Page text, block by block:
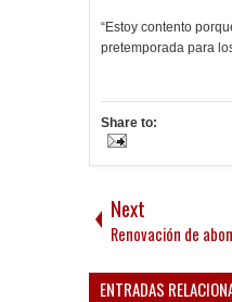
“Estoy contento
pretemporada para
Share to:
Next
Renovación de
ENTRADAS